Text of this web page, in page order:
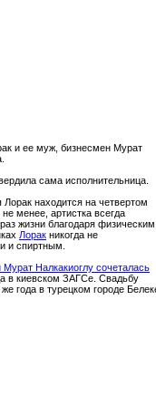
и ее муж, бизнесмен Мурат
сама исполнительница.
находится на четвертом
менее, артистка всегда
жизни благодаря физическим
Лорак никогда не
и спиртным.
Мурат Налкакиоглу сочеталась
в киевском ЗАГСе. Свадьбу
года в турецком городе